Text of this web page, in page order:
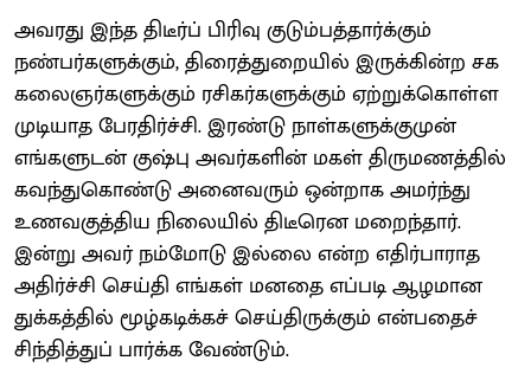
அவரது இந்த திடீர்ப் பிரிவு குடும்பத்தார்க்கும்
நண்பர்களுக்கும், திரைத்துறையில் இருக்கின்ற சக
கலைஞர்களுக்கும் ரசிகர்களுக்கும் ஏற்றுக்கொள்ள
முடியாத பேரதிர்ச்சி. இரண்டு நாள்களுக்குமுன்
எங்களுடன் குஷ்பு அவர்களின் மகள் திருமணத்தில்
கவந்துகொண்டு அனைவரும் ஒன்றாக அமர்ந்து
உணவகுத்திய நிலையில் திடீரென மறைந்தார்.
இன்று அவர் நம்மோடு இல்லை என்ற எதிர்பாராத
அதிர்ச்சி செய்தி எங்கள் மனதை எப்படி ஆழமான
துக்கத்தில் மூழ்கடிக்கச் செய்திருக்கும் என்பதைச்
சிந்தித்துப் பார்க்க வேண்டும்.